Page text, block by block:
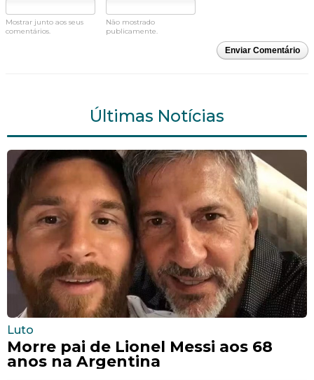
Mostrar junto aos seus
comentários.
Não mostrado
publicamente.
Enviar Comentário
Últimas Notícias
Luto
Morre pai de Lionel Messi aos 68
anos na Argentina